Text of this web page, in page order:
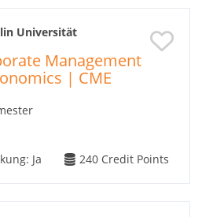
Universität
Management
| CME
Ja 240 Credit Points